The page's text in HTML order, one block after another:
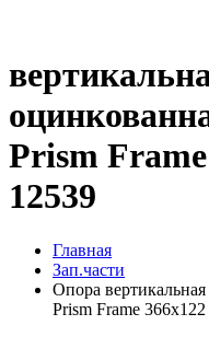
Prism
12539
Главная
Зап.части
Опора
Prism Frame